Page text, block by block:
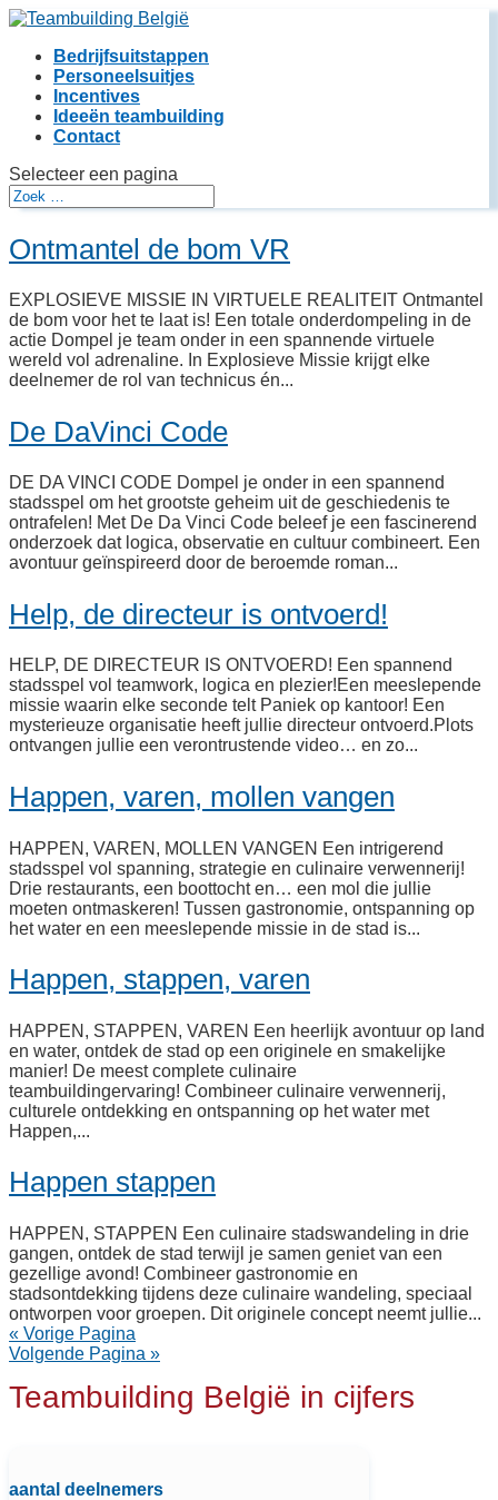
Bedrijfsuitstappen
Personeelsuitjes
Incentives
Ideeën teambuilding
Contact
Selecteer een pagina
Ontmantel de bom VR
EXPLOSIEVE MISSIE IN VIRTUELE REALITEIT Ontmantel
de bom voor het te laat is! Een totale onderdompeling in de
actie Dompel je team onder in een spannende virtuele
wereld vol adrenaline. In Explosieve Missie krijgt elke
deelnemer de rol van technicus én...
De DaVinci Code
DE DA VINCI CODE Dompel je onder in een spannend
stadsspel om het grootste geheim uit de geschiedenis te
ontrafelen! Met De Da Vinci Code beleef je een fascinerend
onderzoek dat logica, observatie en cultuur combineert. Een
avontuur geïnspireerd door de beroemde roman...
Help, de directeur is ontvoerd!
HELP, DE DIRECTEUR IS ONTVOERD! Een spannend
stadsspel vol teamwork, logica en plezier!Een meeslepende
missie waarin elke seconde telt Paniek op kantoor! Een
mysterieuze organisatie heeft jullie directeur ontvoerd.Plots
ontvangen jullie een verontrustende video… en zo...
Happen, varen, mollen vangen
HAPPEN, VAREN, MOLLEN VANGEN Een intrigerend
stadsspel vol spanning, strategie en culinaire verwennerij!
Drie restaurants, een boottocht en… een mol die jullie
moeten ontmaskeren! Tussen gastronomie, ontspanning op
het water en een meeslepende missie in de stad is...
Happen, stappen, varen
HAPPEN, STAPPEN, VAREN Een heerlijk avontuur op land
en water, ontdek de stad op een originele en smakelijke
manier! De meest complete culinaire
teambuildingervaring! Combineer culinaire verwennerij,
culturele ontdekking en ontspanning op het water met
Happen,...
Happen stappen
HAPPEN, STAPPEN Een culinaire stadswandeling in drie
gangen, ontdek de stad terwijl je samen geniet van een
gezellige avond! Combineer gastronomie en
stadsontdekking tijdens deze culinaire wandeling, speciaal
ontworpen voor groepen. Dit originele concept neemt jullie...
« Vorige Pagina
Volgende Pagina »
Teambuilding België in cijfers
aantal deelnemers